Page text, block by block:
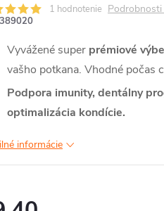
1 hodnotenie
389020
Vyvážené super prémiové
vašho potkana. Vhodné počas
Podpora imunity, dentálny
optimalizácia kondície.
informácie